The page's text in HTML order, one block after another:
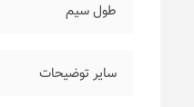
طول سیم
سایر توضیحات